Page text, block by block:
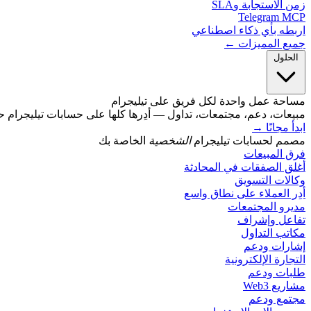
زمن الاستجابة وSLA
Telegram MCP
اربطه بأي ذكاء اصطناعي
جميع المميزات ←
الحلول
مساحة عمل واحدة لكل فريق على تيليجرام
مبيعات، دعم، مجتمعات، تداول — أدِرها كلها على حسابات تيليجرام
ابدأ مجانًا →
مصمم لحسابات تيليجرامالشخصية الخاصة بك
فرق المبيعات
أغلق الصفقات في المحادثة
وكالات التسويق
أدِر العملاء على نطاق واسع
مديرو المجتمعات
تفاعل وإشراف
مكاتب التداول
إشارات ودعم
التجارة الإلكترونية
طلبات ودعم
مشاريع Web3
مجتمع ودعم